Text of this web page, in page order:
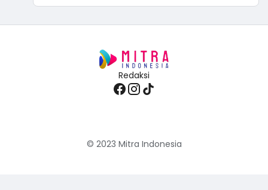
Redaksi
© 2023 Mitra Indonesia